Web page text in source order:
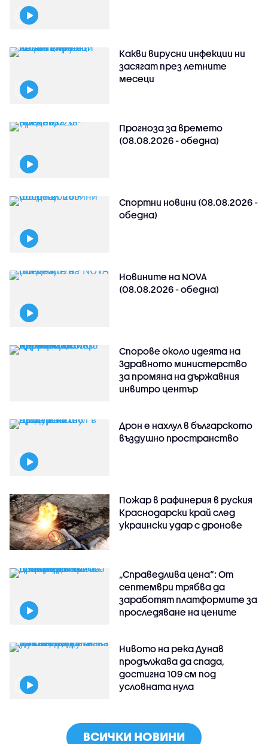
Какви вирусни инфекции ни
засягат през летните
месеци
Прогноза за времето
(08.08.2026 - обедна)
Спортни новини (08.08.2026 -
обедна)
Новините на NOVA
(08.08.2026 - обедна)
Спорове около идеята на
Здравното министерство
за промяна на държавния
инвитро център
Дрон е нахлул в българското
въздушно пространство
Пожар в рафинерия в руския
Краснодарски край след
украински удар с дронове
„Справедлива цена“: От
септември трябва да
заработят платформите за
проследяване на цените
Нивото на река Дунав
продължава да спада,
достигна 109 см под
условната нула
ВСИЧКИ НОВИНИ